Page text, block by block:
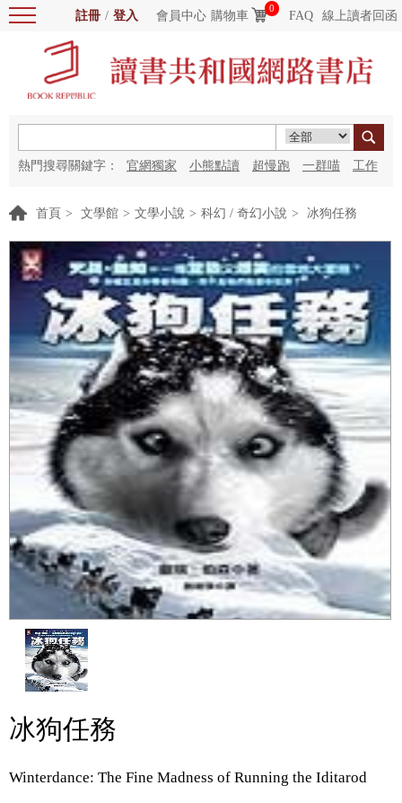
註冊 / 登入 會員中心 購物車
0
FAQ 線上讀者回函
熱門搜尋關鍵字： 官網獨家 小熊點讀 超慢跑 一群喵 工作
首頁 > 文學館 > 文學小說 > 科幻 / 奇幻小說 > 冰狗任務
冰狗任務
Winterdance: The Fine Madness of Running the Iditarod